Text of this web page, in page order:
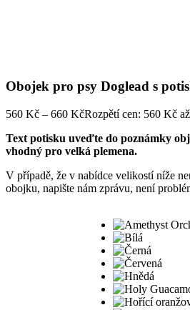
Obojek pro psy Doglead s
560 Kč – 660 KčRozpětí cen: 560 Kč
Text potisku uveďte do poznámky
vhodný pro velká plemena.
V případě, že v nabídce velikostí níže
obojku, napište nám zprávu, není